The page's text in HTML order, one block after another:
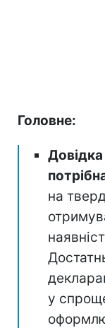
Головне:
Довідка
на
у